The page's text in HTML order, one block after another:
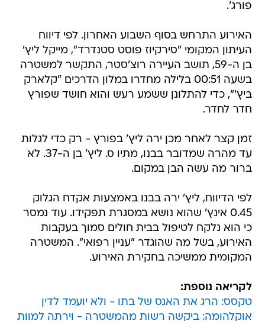
פורג'.
האירוע התרחש בסוף השבוע האחרון. לפי דיווח
העיתון המקומי "סירקיוז פוסט סטנדרד", מייקל ליץ'
בן ה-59, תושב העיירה רוצ'סטר, התקשר למשטרה
בשעה 00:51 בלילה מחדרו במלון הדרכים "קלארק
ביץ'", כדי להתלונן ששמע רעש והוא חושד שפורץ
חדר לחדר.
זמן קצר לאחר מכן ירה ליץ' בפורץ - רק כדי לגלות
עד מהרה שמדובר בבנו, מתיו ס. ליץ' בן ה-37. לא
ברור מה עשה הבן במקום.
לפי הדיווח, ליץ' ירה בבנו באמצעות אקדח הגלוק
0.45 אינץ' שהוא נושא במסגרת תפקידו. עוד נמסר
כי הוא נלקח לטיפול בבית חולים סמוך בעקבות
האירוע, בשל מה שהוגדר "עניין רפואי". המשטרה
המקומית ממשיכה בחקירת האירוע.
לקריאה נוספת:
טקסס: הרג את האנס של בתו - ולא יועמד לדין
אוקלהומה: ביקשה רשות מהמשטרה - וירתה למוות